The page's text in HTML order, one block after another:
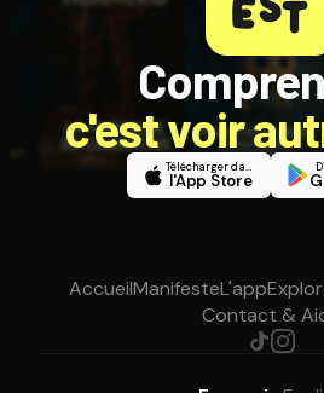
c'est voir
Télécharger dans
l'App Store
AccueilManifesteL'app
Contact &